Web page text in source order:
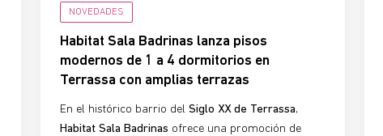
NOVEDADES
Habitat Sala Badrinas lanza pisos
modernos de 1 a 4 dormitorios en
Terrassa con amplias terrazas
En el histórico barrio del Siglo XX de Terrassa,
Habitat Sala Badrinas ofrece una promoción de